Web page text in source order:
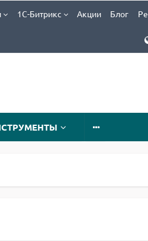
1С-Битрикс Акции Блог